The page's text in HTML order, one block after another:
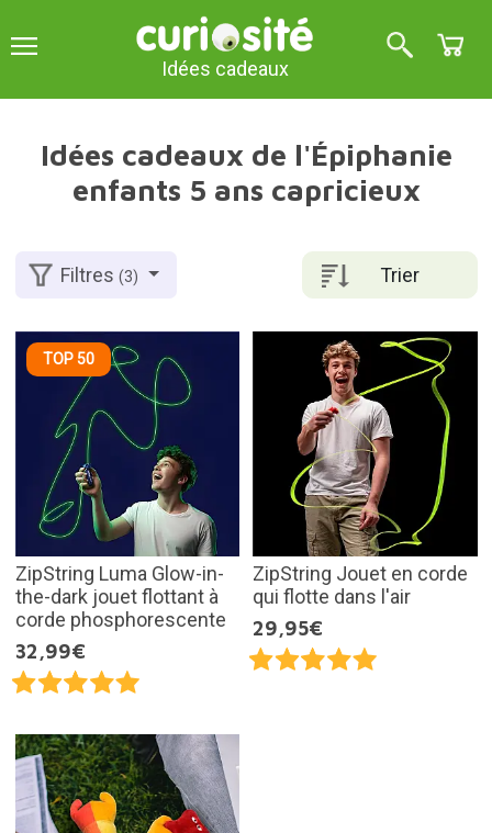
Idées cadeaux
Idées cadeaux de l'Épiphanie
enfants 5 ans capricieux
Trier
Filtres(3)
TOP 50
ZipString Luma Glow-in-
the-dark jouet flottant à
corde phosphorescente
32,99€
ZipString Jouet en corde
qui flotte dans l'air
29,95€